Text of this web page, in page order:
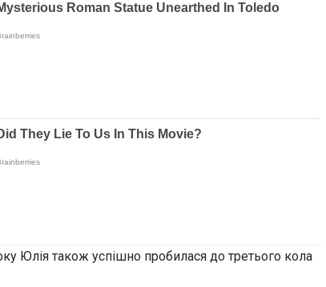
Юлія також успішно пробилася до третього кола